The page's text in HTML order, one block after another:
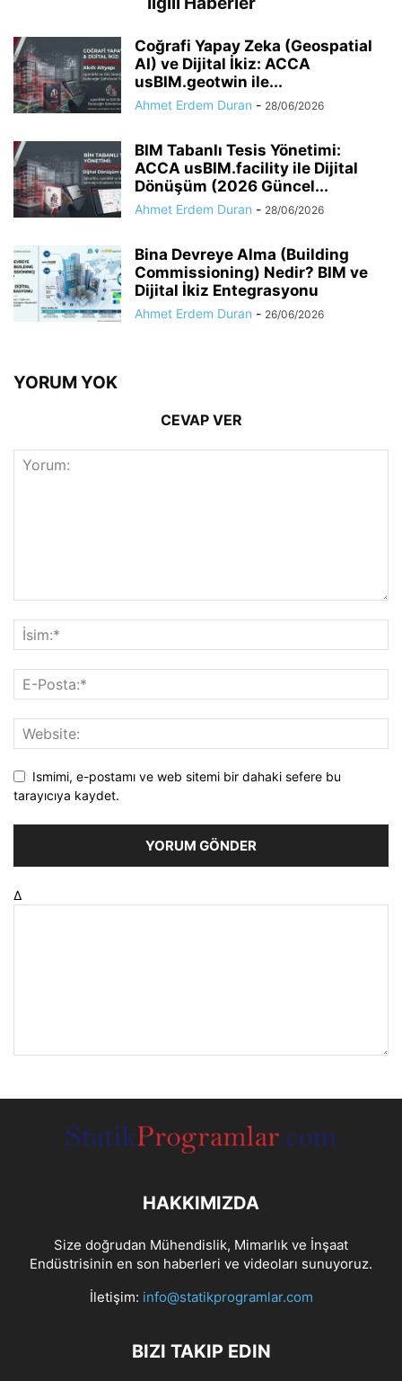
Coğrafi Yapay Zeka (Geospatial
AI) ve Dijital İkiz: ACCA
usBIM.geotwin ile...
Ahmet Erdem Duran - 28/06/2026
BIM Tabanlı Tesis Yönetimi:
ACCA usBIM.facility ile Dijital
Dönüşüm (2026 Güncel...
Ahmet Erdem Duran - 28/06/2026
Bina Devreye Alma (Building
Commissioning) Nedir? BIM ve
Dijital İkiz Entegrasyonu
Ahmet Erdem Duran - 26/06/2026
YORUM YOK
CEVAP VER
Ismimi, e-postamı ve web sitemi bir dahaki sefere bu
tarayıcıya kaydet.
Δ
HAKKIMIZDA
Size doğrudan Mühendislik, Mimarlık ve İnşaat
Endüstrisinin en son haberleri ve videoları sunuyoruz.
İletişim: info@statikprogramlar.com
BIZI TAKIP EDIN